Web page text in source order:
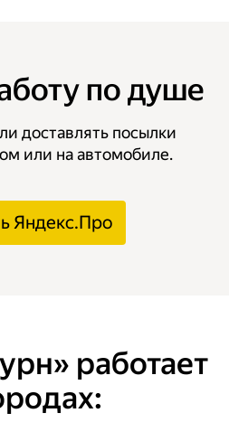
по душе
доставлять посылки
или на автомобиле.
Яндекс.Про
работает